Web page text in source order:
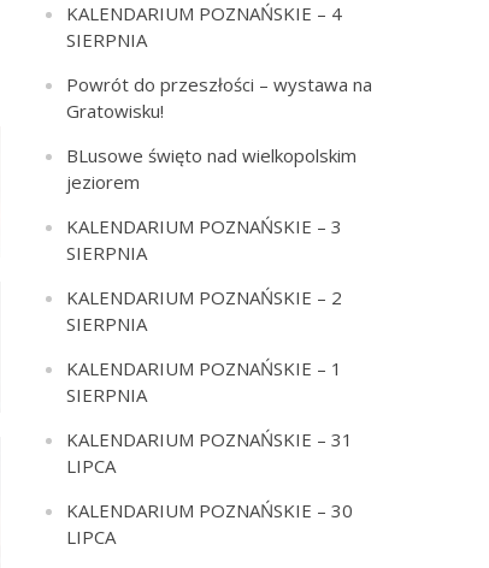
KALENDARIUM POZNAŃSKIE – 4
SIERPNIA
Powrót do przeszłości – wystawa na
Gratowisku!
BLusowe święto nad wielkopolskim
jeziorem
KALENDARIUM POZNAŃSKIE – 3
SIERPNIA
KALENDARIUM POZNAŃSKIE – 2
SIERPNIA
KALENDARIUM POZNAŃSKIE – 1
SIERPNIA
KALENDARIUM POZNAŃSKIE – 31
LIPCA
KALENDARIUM POZNAŃSKIE – 30
LIPCA